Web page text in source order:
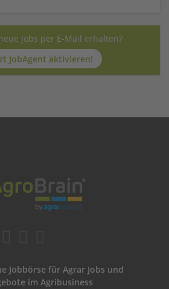
Jobs per E-Mail erhalten?
JobAgent aktivieren!
Jobbörse für Agrar Jobs und
im Agribusiness